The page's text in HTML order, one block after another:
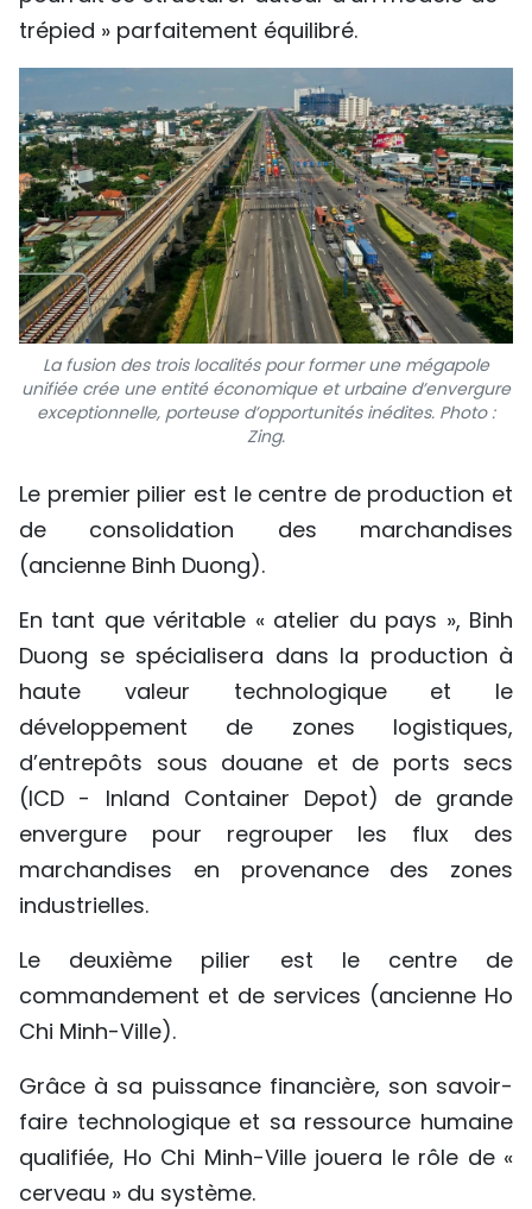
trépied » parfaitement équilibré.
La fusion des trois localités pour former une mégapole
unifiée crée une entité économique et urbaine d’envergure
exceptionnelle, porteuse d’opportunités inédites. Photo :
Zing.
Le premier pilier est le centre de production et
de consolidation des marchandises
(ancienne Binh Duong).
En tant que véritable « atelier du pays », Binh
Duong se spécialisera dans la production à
haute valeur technologique et le
développement de zones logistiques,
d’entrepôts sous douane et de ports secs
(ICD - Inland Container Depot) de grande
envergure pour regrouper les flux des
marchandises en provenance des zones
industrielles.
Le deuxième pilier est le centre de
commandement et de services (ancienne Ho
Chi Minh-Ville).
Grâce à sa puissance financière, son savoir-
faire technologique et sa ressource humaine
qualifiée, Ho Chi Minh-Ville jouera le rôle de «
cerveau » du système.